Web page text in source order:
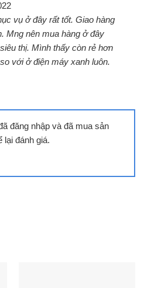
MMB-02I
vụ ở đây rất tốt. Giao hàng
Mng nên mua hàng ở đây
thị. Mình thấy còn rẻ hơn
với ở điện máy xanh luôn.
đăng nhập và đã mua sản
lại đánh giá.